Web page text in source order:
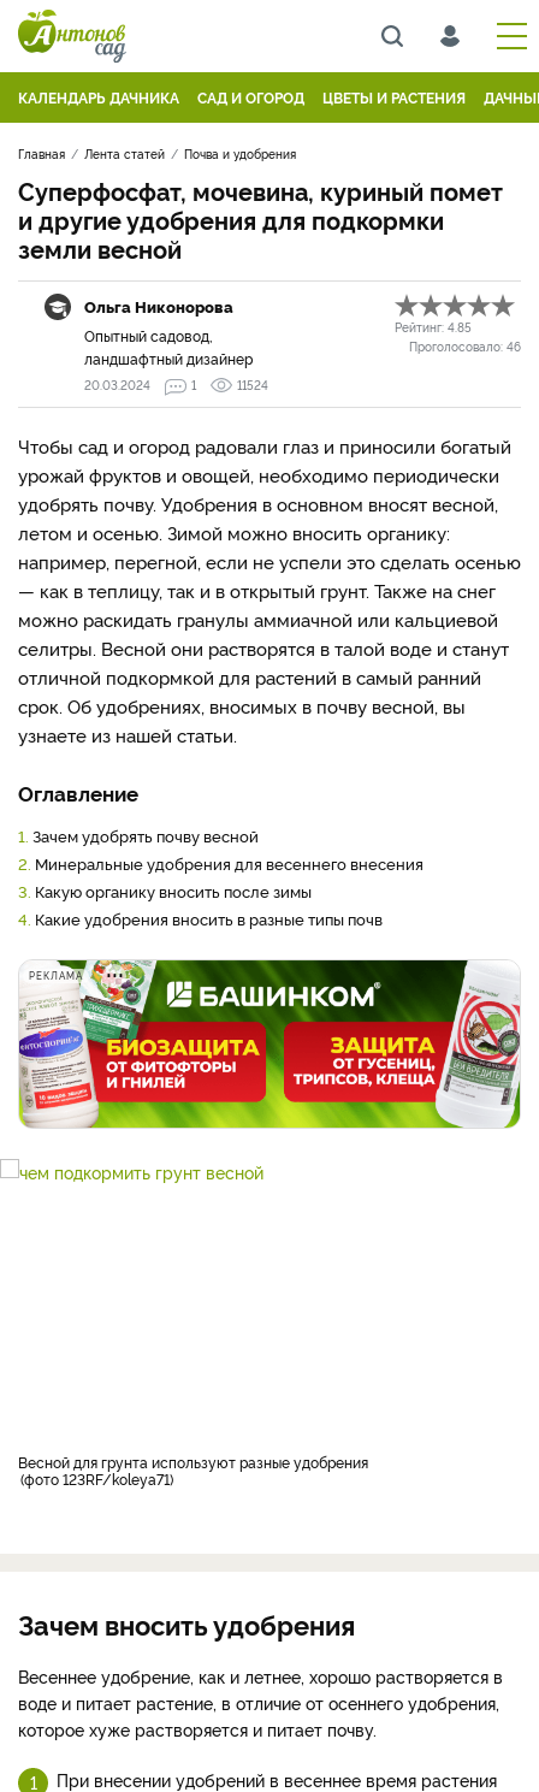
КАЛЕНДАРЬ ДАЧНИКА САД И ОГОРОД ЦВЕТЫ И РАСТЕНИЯ
Главная Лента статей Почва и удобрения
Суперфосфат, мочевина, куриный помет
и другие удобрения для подкормки
земли весной
Ольга Никонорова
Опытный садовод,
ландшафтный дизайнер
Рейтинг: 4.85
Проголосовало: 46
20.03.2024 1 11524
Чтобы сад и огород радовали глаз и приносили богатый
урожай фруктов и овощей, необходимо периодически
удобрять почву. Удобрения в основном вносят весной,
летом и осенью. Зимой можно вносить органику:
например, перегной, если не успели это сделать осенью
— как в теплицу, так и в открытый грунт. Также на снег
можно раскидать гранулы аммиачной или кальциевой
селитры. Весной они растворятся в талой воде и станут
отличной подкормкой для растений в самый ранний
срок. Об удобрениях, вносимых в почву весной, вы
узнаете из нашей статьи.
Оглавление
1. Зачем удобрять почву весной
2. Минеральные удобрения для весеннего внесения
3. Какую органику вносить после зимы
4. Какие удобрения вносить в разные типы почв
РЕКЛАМА
Весной для грунта используют разные удобрения
фото 123RF/koleya71
Зачем вносить удобрения
Весеннее удобрение, как и летнее, хорошо растворяется в
воде и питает растение, в отличие от осеннего удобрения,
которое хуже растворяется и питает почву.
При внесении удобрений в весеннее время растения